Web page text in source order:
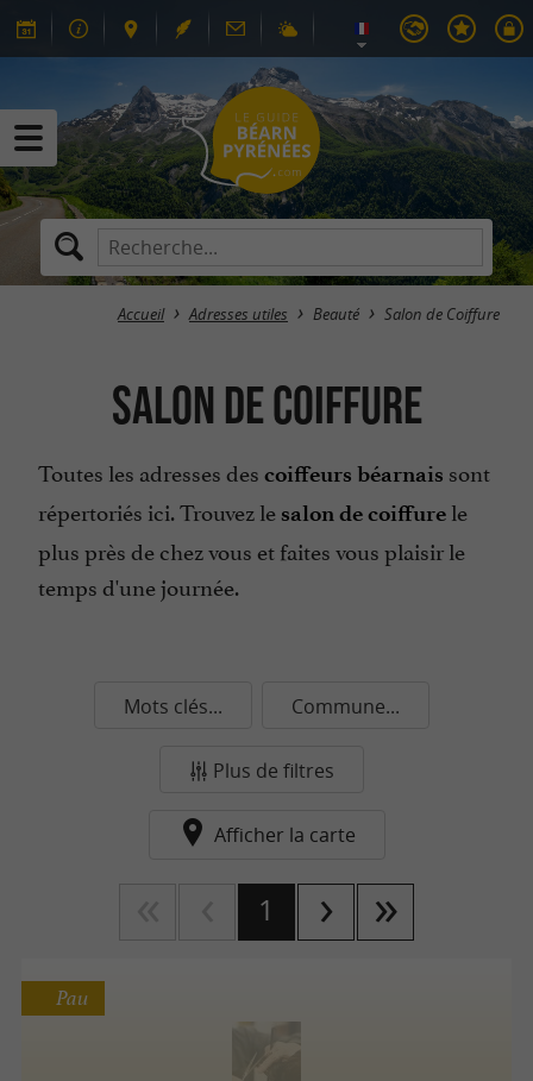
Accueil Adresses utiles Beauté Salon de Coiffure
Salon de Coiffure
Toutes les adresses des coiffeurs béarnais sont
répertoriés ici. Trouvez le salon de coiffure le
plus près de chez vous et faites vous plaisir le
temps d'une journée.
Mots clés... Commune...
Plus de filtres
Afficher la carte
1
Pau